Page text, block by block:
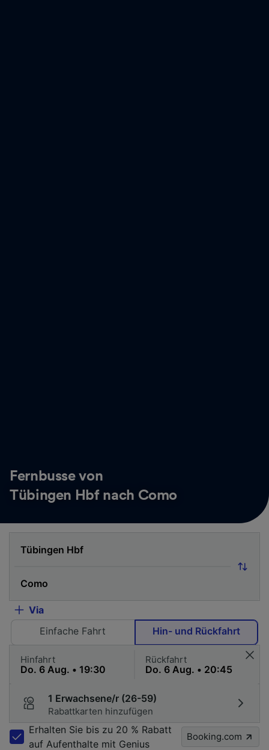
Fernbusse von
Tübingen Hbf nach Como
Via
Einfache Fahrt
Hin- und Rückfahrt
Hinfahrt Rückfahrt
1 Erwachsene/r (26-59)
Rabattkarten hinzufügen
Erhalten Sie bis zu 20 % Rabatt
auf Aufenthalte mit Genius
Booking.com